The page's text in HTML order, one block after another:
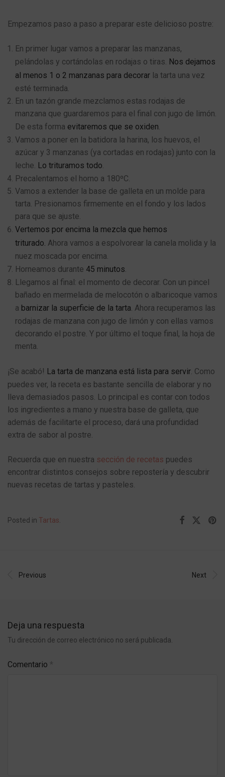
Empezamos paso a paso a preparar este delicioso postre:
En primer lugar vamos a preparar las manzanas,
pelándolas y cortándolas en rodajas o tiras. Nos dejamos
al menos 1 o 2 manzanas para decorar la tarta una vez
esté terminada.
En un tazón grande mezclamos estas rodajas de
manzana que guardaremos para el final con jugo de limón.
De esta forma evitaremos que se oxiden.
Vamos a poner en la batidora la harina, los huevos, el
azúcar y 3 manzanas (ya cortadas en rodajas) junto con la
leche. Lo trituramos todo.
Precalentamos el horno a 180ºC.
Vamos a extender la base de galleta en un molde para
tarta. Presionamos firmemente en el fondo y los lados
para que se ajuste.
Vertemos por encima la mezcla que hemos
triturado. Ahora vamos a espolvorear la canela molida y la
nuez moscada por encima.
Horneamos durante 45 minutos.
Llegamos al final: el momento de decorar. Con un pincel
bañado en mermelada de melocotón o albaricoque vamos
a barnizar la superficie de la tarta. Ahora recuperamos las
rodajas de manzana con jugo de limón y con ellas vamos
decorando el postre. Y por último el toque final, la hoja de
menta.
¡Se acabó! La tarta de manzana está lista para servir. Como
puedes ver, la receta es bastante sencilla de elaborar y no
lleva demasiados pasos. Lo principal es contar con todos
los ingredientes a mano y nuestra base de galleta, que
además de facilitarte el proceso, dará una profundidad
extra de sabor al postre.
Recuerda que en nuestra sección de recetas puedes
encontrar distintos consejos sobre repostería y descubrir
nuevas recetas de tartas y pasteles.
Posted in Tartas
Previous Next
Deja una respuesta
Tu dirección de correo electrónico no será publicada.
Comentario